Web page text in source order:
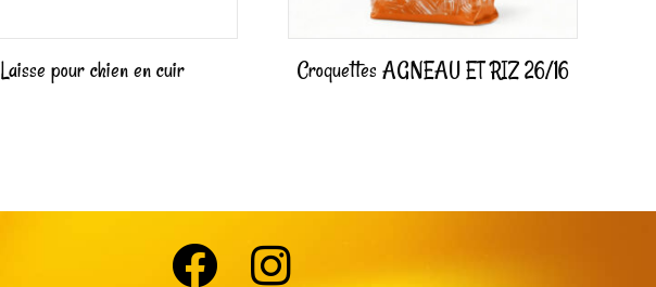
Laisse pour chien en cuir Croquettes AGNEAU ET RIZ 26/16